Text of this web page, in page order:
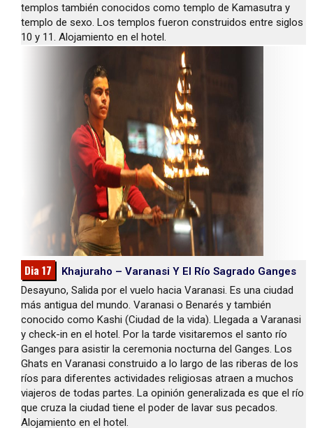
templos también conocidos como templo de Kamasutra y
templo de sexo. Los templos fueron construidos entre siglos
10 y 11. Alojamiento en el hotel.
Dia 17
Khajuraho – Varanasi Y El Río Sagrado Ganges
Desayuno, Salida por el vuelo hacia Varanasi. Es una ciudad
más antigua del mundo. Varanasi o Benarés y también
conocido como Kashi (Ciudad de la vida). Llegada a Varanasi
y check-in en el hotel. Por la tarde visitaremos el santo río
Ganges para asistir la ceremonia nocturna del Ganges. Los
Ghats en Varanasi construido a lo largo de las riberas de los
ríos para diferentes actividades religiosas atraen a muchos
viajeros de todas partes. La opinión generalizada es que el río
que cruza la ciudad tiene el poder de lavar sus pecados.
Alojamiento en el hotel.